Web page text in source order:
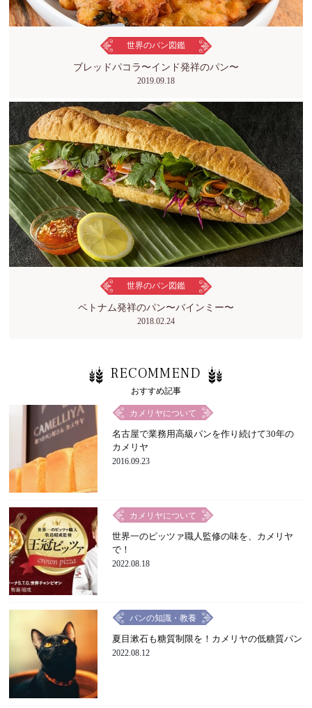
世界のパン図鑑
ブレッドパコラ〜インド発祥のパン〜
2019.09.18
世界のパン図鑑
ベトナム発祥のパン〜バインミー〜
2018.02.24
RECOMMEND
おすすめ記事
カメリヤについて
名古屋で業務用高級パンを作り続けて30年の
カメリヤ
2016.09.23
カメリヤについて
世界一のピッツァ職人監修の味を、カメリヤ
で！
2022.08.18
パンの知識・教養
夏目漱石も糖質制限を！カメリヤの低糖質パン
2022.08.12